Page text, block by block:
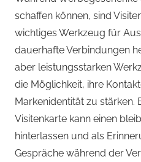
schaffen können, sind
wichtiges Werkzeug für
dauerhafte Verbindungen
aber leistungsstarken
die Möglichkeit, ihre
Markenidentität zu stärken.
Visitenkarte kann einen
hinterlassen und als
Gespräche während der